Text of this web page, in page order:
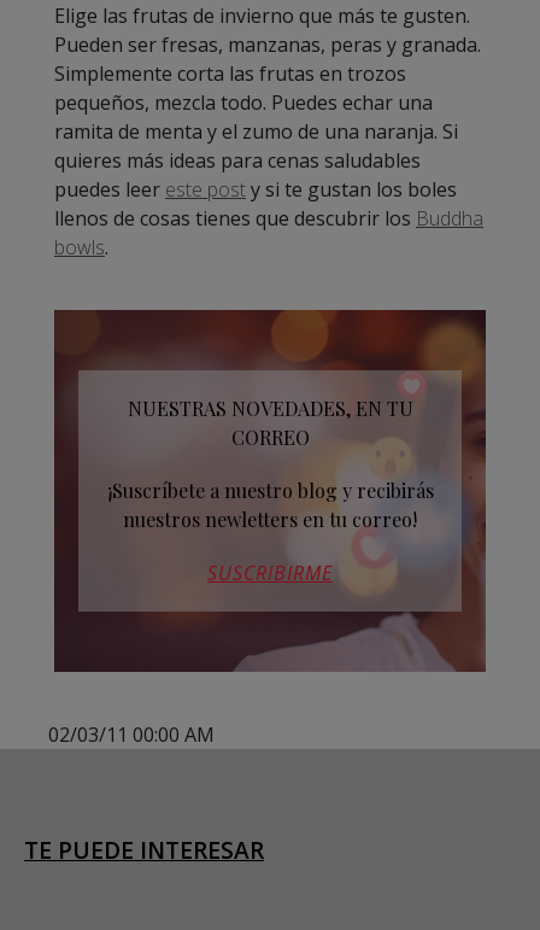
Elige las frutas de invierno que más te gusten.
Pueden ser fresas, manzanas, peras y granada.
Simplemente corta las frutas en trozos
pequeños, mezcla todo. Puedes echar una
ramita de menta y el zumo de una naranja. Si
quieres más ideas para cenas saludables
puedes leer este posty si te gustan los boles
llenos de cosas tienes que descubrir los Buddha
bowls.
NUESTRAS NOVEDADES, EN TU
CORREO
¡Suscríbete a nuestro blog y recibirás
nuestros newletters en tu correo!
SUSCRIBIRME
02/03/11 00:00 AM
TE PUEDE INTERESAR